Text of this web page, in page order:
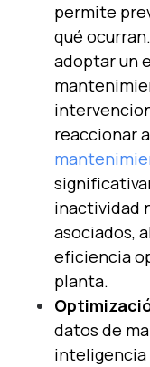
permite
qué
adoptar un
reaccionar
inactividad
asociados,
eficiencia
planta.
datos de